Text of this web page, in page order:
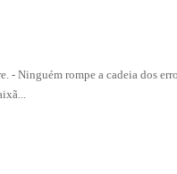
- Ninguém rompe a cadeia dos